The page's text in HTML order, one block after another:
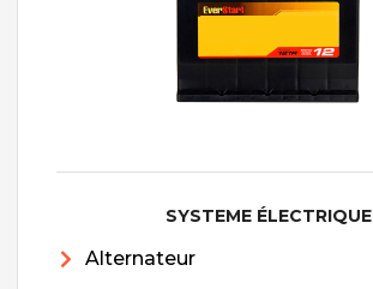
SYSTEME ÉLECTRIQUE
Alternateur